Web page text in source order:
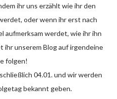
ihr uns erzählt wie ihr den
oder wenn ihr erst nach
aufmerksam werdet, wie ihr ihn
ihr unserem Blog auf irgendeine
folgen!
bekannt geben.